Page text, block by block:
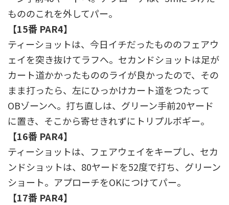
もののこれを外してパー。
【15番 PAR4】
ティーショットは、今日イチだったもののフェアウ
ェイを突き抜けてラフへ。セカンドショットは足が
カート道かかったもののライが良かったので、その
まま打ったら、左にひっかけカート道をつたって
OBゾーンへ。打ち直しは、グリーン手前20ヤード
に置き、そこから寄せきれずにトリプルボギー。
【16番 PAR4】
ティーショットは、フェアウェイをキープし、セカ
ンドショットは、80ヤードを52度で打ち、グリーン
ショート。アプローチをOKにつけてパー。
【17番 PAR4】